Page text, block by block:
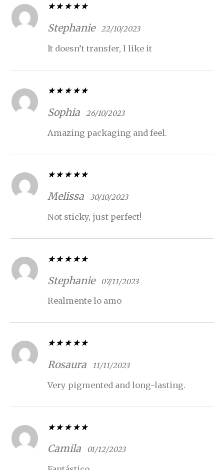
5de 5
Stephanie 22/10/2023
It doesn’t transfer, I like it
5de 5
Sophia 26/10/2023
Amazing packaging and feel.
5de 5
Melissa 30/10/2023
Not sticky, just perfect!
5de 5
Stephanie 07/11/2023
Realmente lo amo
5de 5
Rosaura 11/11/2023
Very pigmented and long-lasting.
5de 5
Camila 01/12/2023